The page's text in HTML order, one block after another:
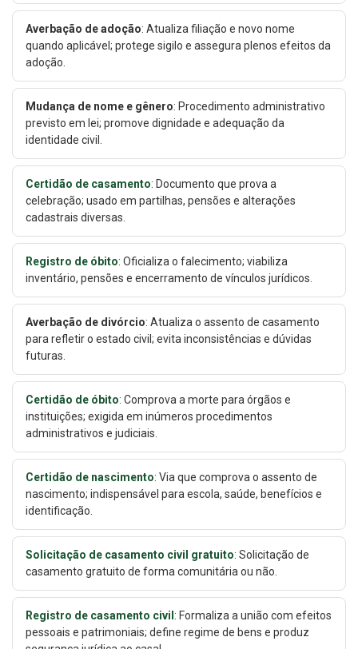
Averbação de adoção: Atualiza filiação e novo nome
quando aplicável; protege sigilo e assegura plenos efeitos da
adoção.
Mudança de nome e gênero: Procedimento administrativo
previsto em lei; promove dignidade e adequação da
identidade civil.
Certidão de casamento: Documento que prova a
celebração; usado em partilhas, pensões e alterações
cadastrais diversas.
Registro de óbito: Oficializa o falecimento; viabiliza
inventário, pensões e encerramento de vínculos jurídicos.
Averbação de divórcio: Atualiza o assento de casamento
para refletir o estado civil; evita inconsistências e dúvidas
futuras.
Certidão de óbito: Comprova a morte para órgãos e
instituições; exigida em inúmeros procedimentos
administrativos e judiciais.
Certidão de nascimento: Via que comprova o assento de
nascimento; indispensável para escola, saúde, benefícios e
identificação.
Solicitação de casamento civil gratuito: Solicitação de
casamento gratuito de forma comunitária ou não.
Registro de casamento civil: Formaliza a união com efeitos
pessoais e patrimoniais; define regime de bens e produz